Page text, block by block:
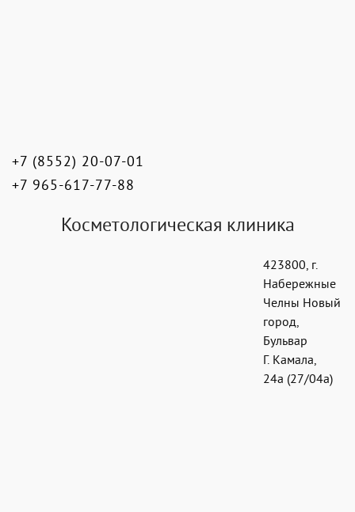
+7 (8552) 20-07-01
+7 965-617-77-88
Косметологическая клиника
423800, г.
Набережные
Челны Новый
город,
Бульвар
Г. Камала,
24а (27/04а)